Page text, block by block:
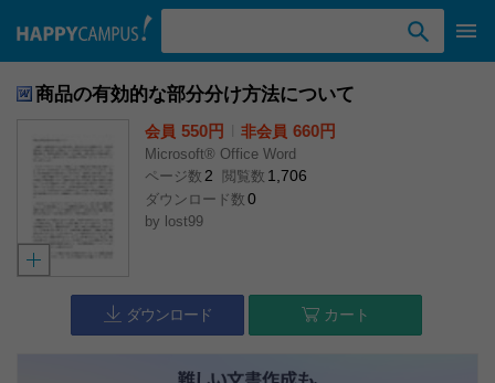
商品の有効的な部分分け方法について
会員 550円 非会員 660円
Microsoft® Office Word
ページ数 2 閲覧数 1,706
ダウンロード数 0
by lost99
ダウンロード カート